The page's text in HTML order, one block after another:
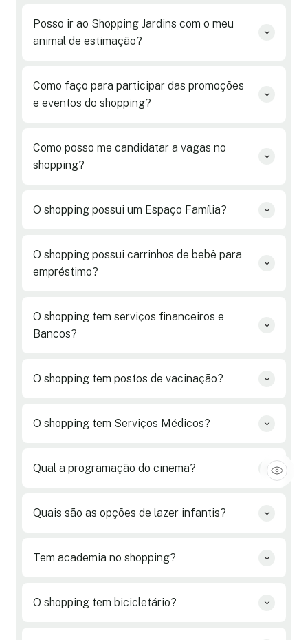
Posso ir ao Shopping Jardins com o meu
animal de estimação?
Como faço para participar das promoções
e eventos do shopping?
Como posso me candidatar a vagas no
shopping?
O shopping possui um Espaço Família?
O shopping possui carrinhos de bebê para
empréstimo?
O shopping tem serviços financeiros e
Bancos?
O shopping tem postos de vacinação?
O shopping tem Serviços Médicos?
Qual a programação do cinema?
Quais são as opções de lazer infantis?
Tem academia no shopping?
O shopping tem bicicletário?